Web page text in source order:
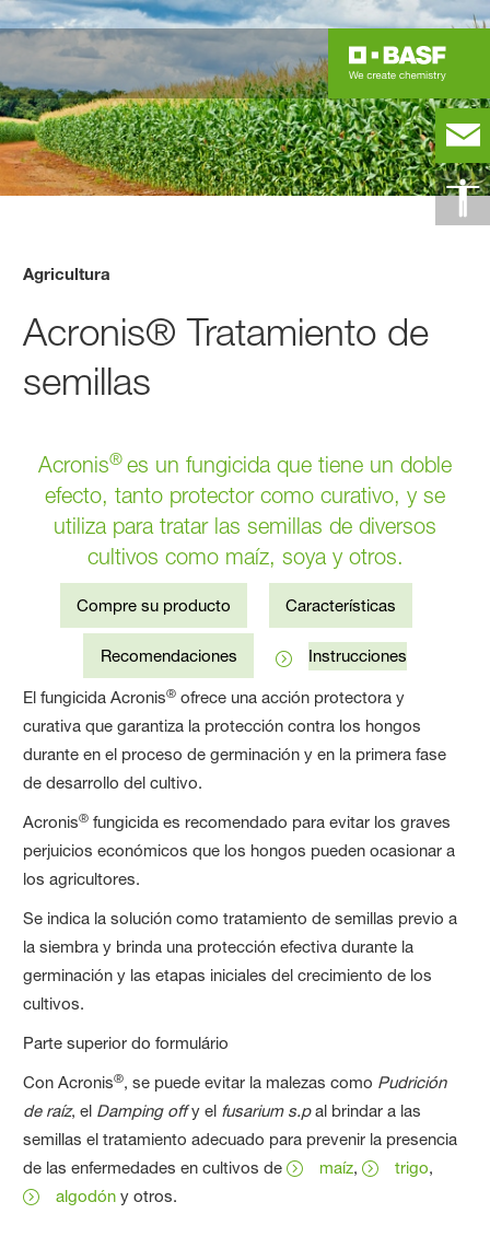
Agricultura
Acronis® Tratamiento de
semillas
Acronis® es un fungicida que tiene un doble
efecto, tanto protector como curativo, y se
utiliza para tratar las semillas de diversos
cultivos como maíz, soya y otros.
Compre su producto Características
Recomendaciones Instrucciones
El fungicida Acronis® ofrece una acción protectora y
curativa que garantiza la protección contra los hongos
durante en el proceso de germinación y en la primera fase
de desarrollo del cultivo.
Acronis® fungicida es recomendado para evitar los graves
perjuicios económicos que los hongos pueden ocasionar a
los agricultores.
Se indica la solución como tratamiento de semillas previo a
la siembra y brinda una protección efectiva durante la
germinación y las etapas iniciales del crecimiento de los
cultivos.
Parte superior do formulário
Con Acronis®, se puede evitar la malezas como Pudrición
de raíz, el Damping offy el fusarium s.pal brindar a las
semillas el tratamiento adecuado para prevenir la presencia
de las enfermedades en cultivos de
maíz, trigo,
algodón y otros.